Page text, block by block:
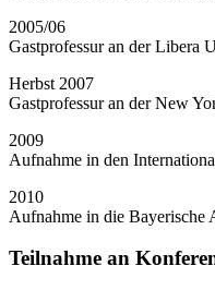
2005/06
Gastprofessur an der Libera
Herbst 2007
Gastprofessur an der New
2009
Aufnahme in den
2010
Aufnahme in die Bayerische
Teilnahme an